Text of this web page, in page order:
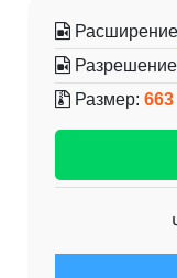
Размер: